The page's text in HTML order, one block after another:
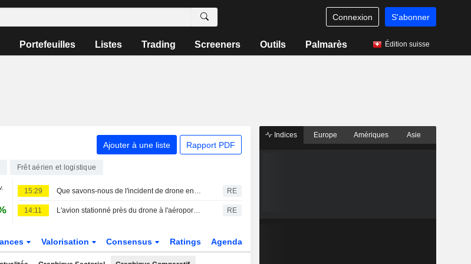
Connexion S'abonner
Portefeuilles Listes Trading Screeners Outils Palmarès Édition suisse
Ajouter à une liste Rapport PDF
Frêt aérien et logistique
15:29 Que savons-nous de l'incident de drone en Allemagne et de l'aéroport visé ? RE
14:11 L'avion stationné près du drone à l'aéroport allemand transportait des munitions, selon les médias RE
Valorisation Consensus Ratings Agenda
Indices Europe Amériques Asie